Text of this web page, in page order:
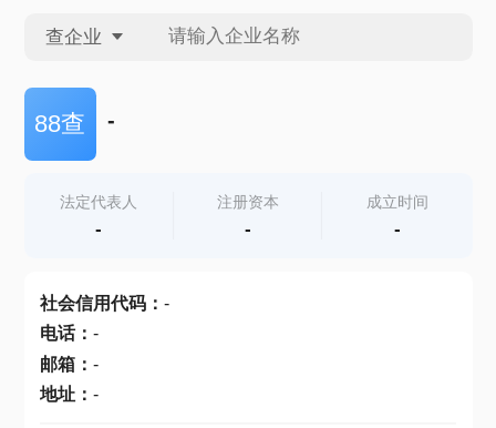
查企业
查企业
查产地
88查 -
法定代表人
-
注册资本
-
成立时间
-
社会信用代码： -
电话： -
邮箱： -
地址： -